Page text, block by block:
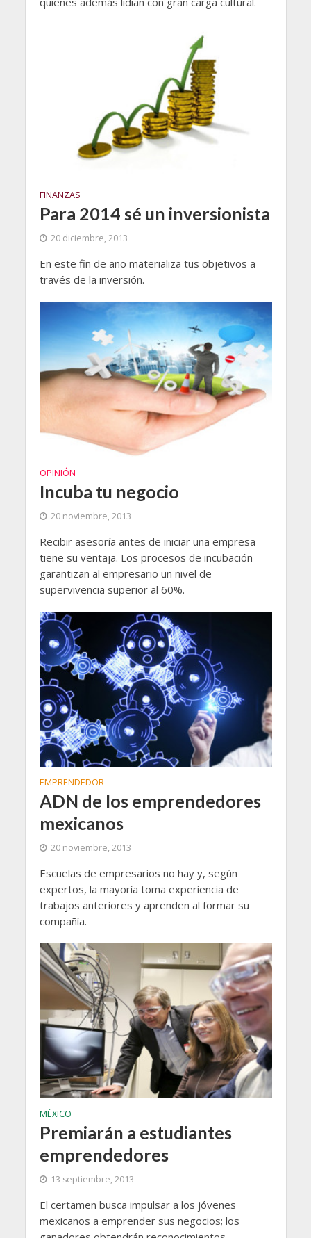
FINANZAS
Para 2014 sé un inversionista
20 diciembre, 2013
En este fin de año materializa tus objetivos a
través de la inversión.
OPINIÓN
Incuba tu negocio
20 noviembre, 2013
Recibir asesoría antes de iniciar una empresa
tiene su ventaja. Los procesos de incubación
garantizan al empresario un nivel de
supervivencia superior al 60%.
EMPRENDEDOR
ADN de los emprendedores
mexicanos
20 noviembre, 2013
Escuelas de empresarios no hay y, según
expertos, la mayoría toma experiencia de
trabajos anteriores y aprenden al formar su
compañía.
MÉXICO
Premiarán a estudiantes
emprendedores
13 septiembre, 2013
El certamen busca impulsar a los jóvenes
mexicanos a emprender sus negocios; los